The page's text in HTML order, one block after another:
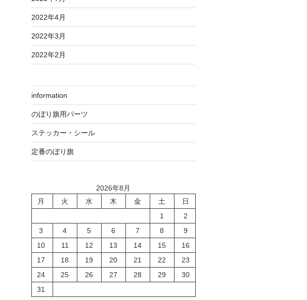
2022年4月
2022年3月
2022年2月
information
のぼり旗用パーツ
ステッカー・シール
定番のぼり旗
2026年8月
月
火 水 木 金 土
日
1
2
3
4 5 6 7 8
9
10
11 12 13 14 15
16
17
18 19 20 21 22
23
24
25 26 27 28 29
30
31